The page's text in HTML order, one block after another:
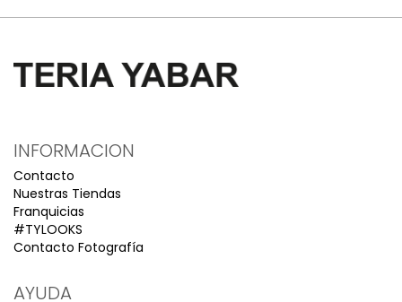
INFORMACION
Contacto
Nuestras Tiendas
Franquicias
#TYLOOKS
Contacto Fotografía
AYUDA